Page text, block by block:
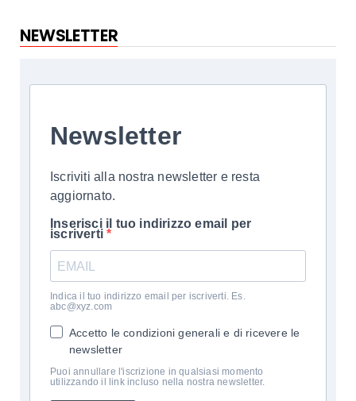
NEWSLETTER
Newsletter
Iscriviti alla nostra newsletter e resta
aggiornato.
Inserisci il tuo indirizzo email per
iscriverti
Indica il tuo indirizzo email per iscriverti. Es.
abc@xyz.com
Accetto le condizioni generali e di ricevere le
newsletter
Puoi annullare l'iscrizione in qualsiasi momento
utilizzando il link incluso nella nostra newsletter.